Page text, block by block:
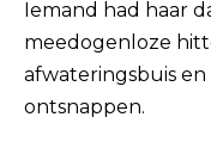
Iemand had haar
meedogenloze
afwateringsbuis
ontsnappen.